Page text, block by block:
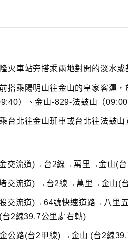
火車站旁搭乘兩地對開的淡水
搭乘陽明山往金山的皇家客運
）、金山-829-法鼓山（
台北往金山班車或台北往法鼓山
交流道)→台2線→萬里→金山(台
交流道) →台2線→萬里→金山(
股交流道)→64號快速道路→八
2線39.7公里處右轉)
公路(台2甲線) →金山 (台2線